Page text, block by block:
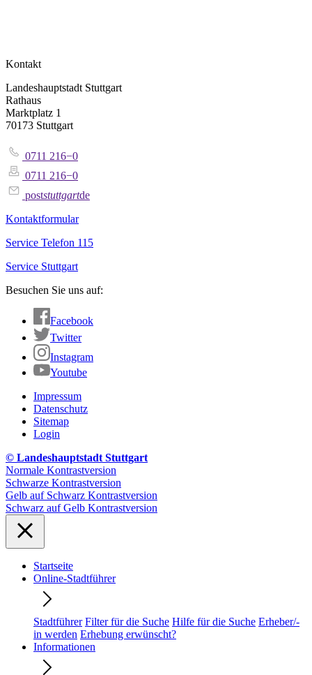
Kontakt
Landeshauptstadt Stuttgart
Rathaus
Marktplatz 1
70173 Stuttgart
0711 216−0
0711 216−0
poststuttgartde
Kontaktformular
Service Telefon 115
Service Stuttgart
Besuchen Sie uns auf:
Facebook
Twitter
Instagram
Youtube
Impressum
Datenschutz
Sitemap
Login
© Landeshauptstadt Stuttgart
Normale Kontrastversion
Schwarze Kontrastversion
Gelb auf Schwarz Kontrastversion
Schwarz auf Gelb Kontrastversion
Startseite
Online-Stadtführer
Stadtführer Filter für die Suche Hilfe für die Suche Erheber/-
in werden Erhebung erwünscht?
Informationen